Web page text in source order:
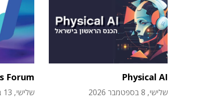
Physical AI
שלישי, 8 בספטמבר 2026
Forum
שלישי, 13 באוקטובר 2026